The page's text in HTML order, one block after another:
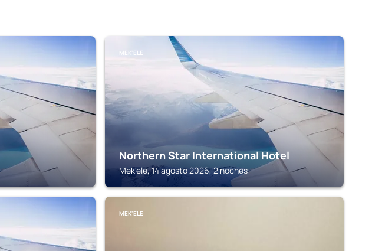
MEK'ELE
Northern Star International Hotel
Mek'ele, 14 agosto 2026, 2 noches
MEK'ELE